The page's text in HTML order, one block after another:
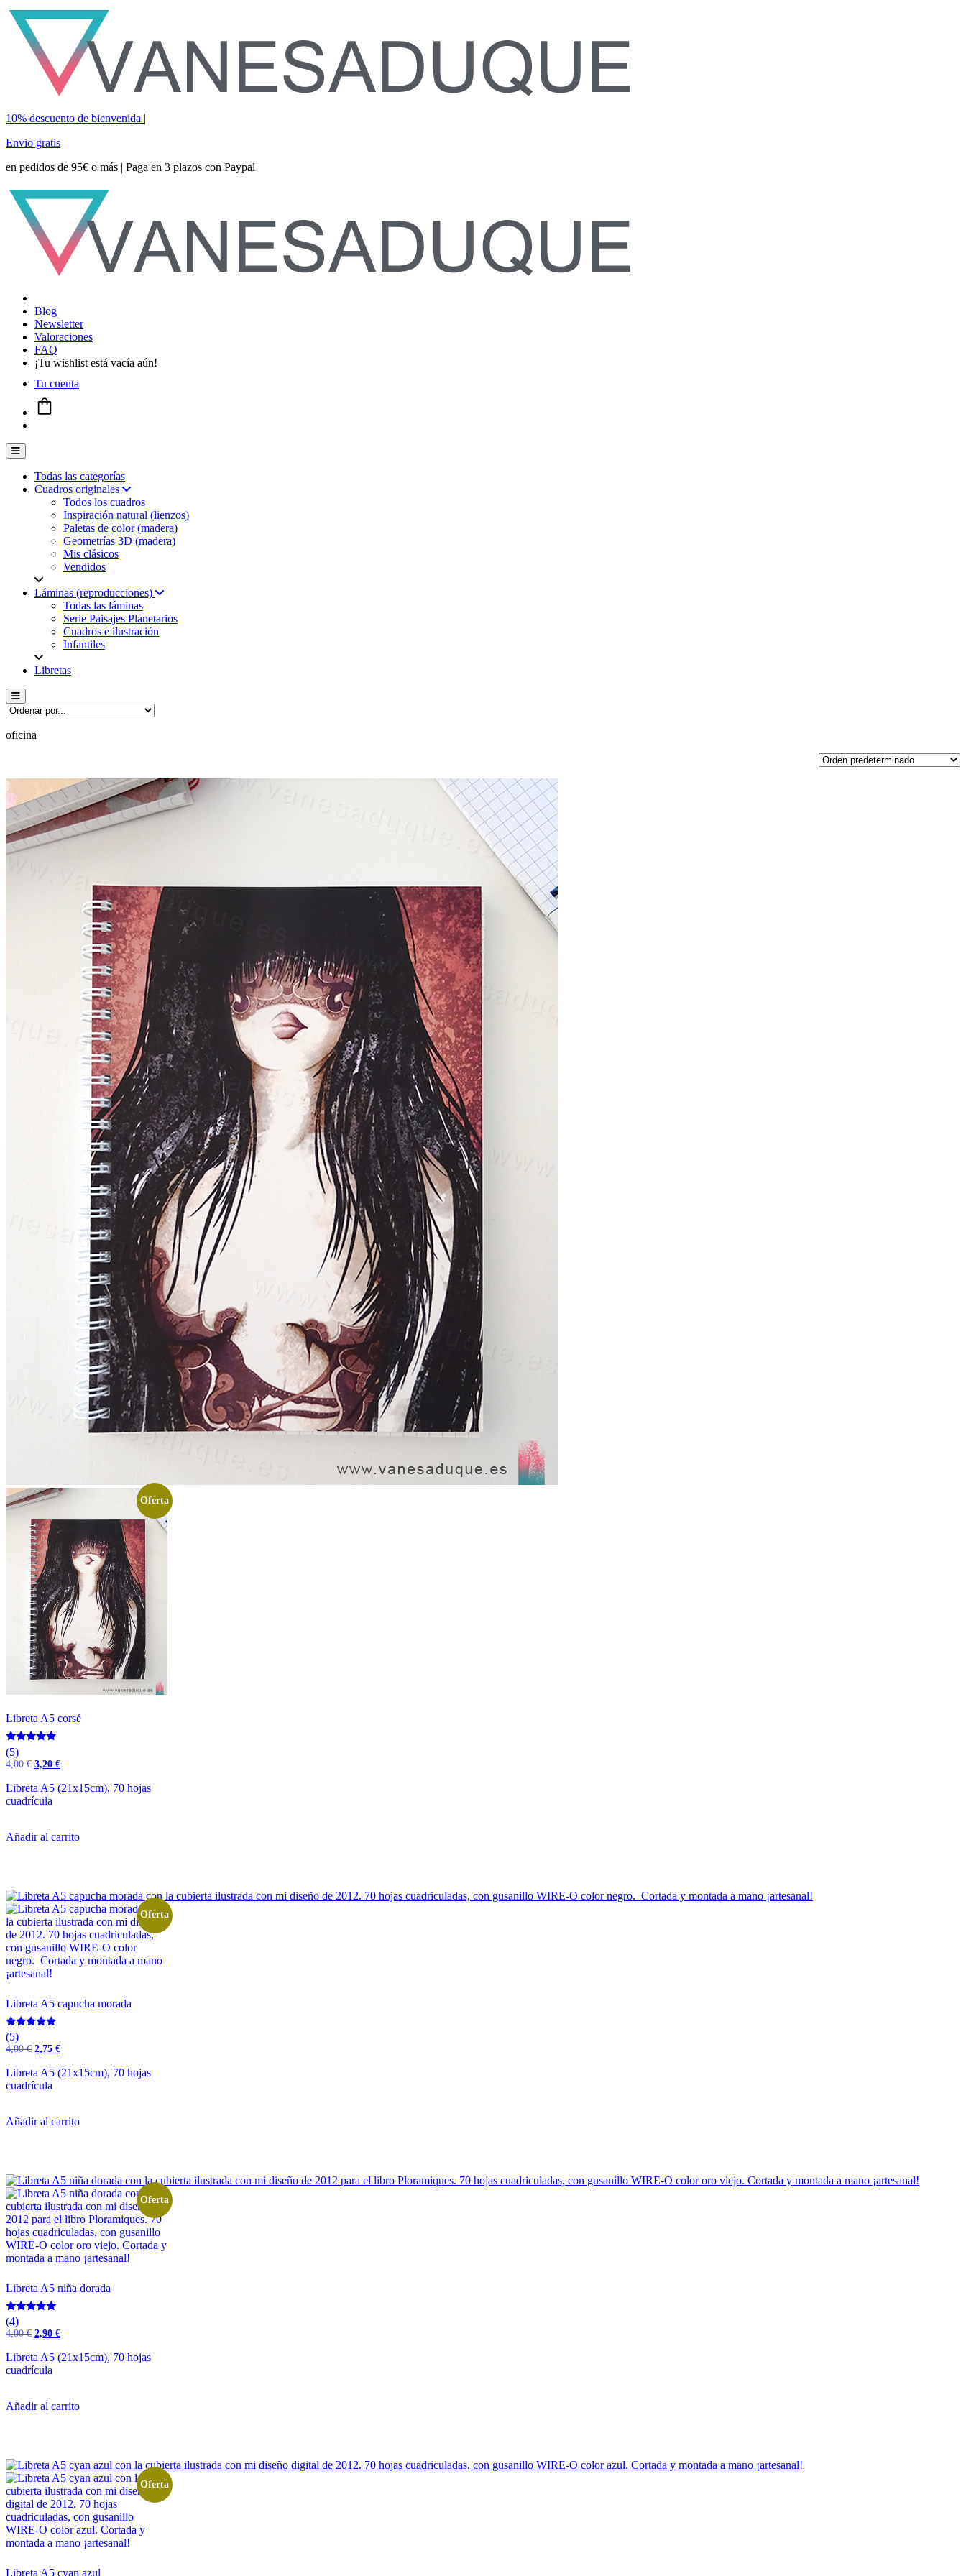
10% descuento de bienvenida |
Envio gratis
en pedidos de 95€ o más | Paga en 3 plazos con Paypal
Blog
Newsletter
Valoraciones
FAQ
¡Tu wishlist está vacía aún!
Tu cuenta
Menú conmutador hamburguesa
Todas las categorías
Cuadros originales
Todos los cuadros
Inspiración natural (lienzos)
Paletas de color (madera)
Geometrías 3D (madera)
Mis clásicos
Vendidos
Láminas (reproducciones)
Todas las láminas
Serie Paisajes Planetarios
Cuadros e ilustración
Infantiles
Libretas
Menú conmutador hamburguesa
oficina
Oferta
Libreta A5 corsé
Valorado
con
5.00
(5)
4,00€ El
original
era:
3,20 €El
actual
es:
Libreta A5 (21x15cm), 70 hojas
cuadrícula
Añadir al carrito
Oferta
Libreta A5 capucha morada
Valorado
con
5.00
(5)
4,00€ El
original
era:
2,75 €El
actual
Libreta A5 (21x15cm), 70 hojas
cuadrícula
Añadir al carrito
Oferta
Libreta A5 niña dorada
Valorado
con
5.00
(4)
4,00€ El
original
era:
2,90 €El
actual
Libreta A5 (21x15cm), 70 hojas
cuadrícula
Añadir al carrito
Oferta
Libreta A5 cyan azul